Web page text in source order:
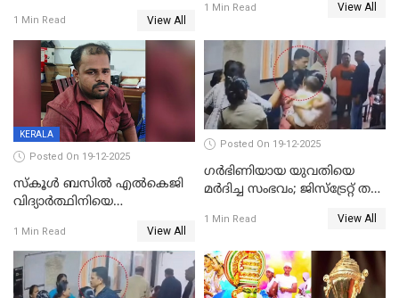
ക്രൂരകൊലപാതകത്തില്‍
സഹോദരിപുത്രന് ജീവപര്യന്തം
1 Min Read View All
നാൽപ്പതിലേറെ
റിപ്പോർട്ട്
1 Min Read View All
KERALA
Posted On 19-12-2025
സ്കൂൾ ബസിൽ എൽകെജി
വിദ്യാര്‍ത്ഥിനിയെ
ക്ലീനര്‍ പിടിയിൽ
1 Min Read View All
Posted On 19-12-2025
ഗര്‍ഭിണിയായ യുവതിയെ
മര്‍ദിച്ച സംഭവം; ജിസ്‌ട്രേറ്റ് തല
യുവതി
1 Min Read View All